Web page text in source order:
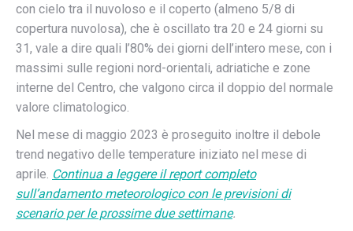
con cielo tra il nuvoloso e il coperto (almeno 5/8 di
copertura nuvolosa), che è oscillato tra 20 e 24 giorni su
31, vale a dire quali l’80% dei giorni dell’intero mese, con i
massimi sulle regioni nord-orientali, adriatiche e zone
interne del Centro, che valgono circa il doppio del normale
valore climatologico.
Nel mese di maggio 2023 è proseguito inoltre il debole
trend negativo delle temperature iniziato nel mese di
aprile. Continua a leggere il report completo
sull’andamento meteorologico con le previsioni di
scenario per le prossime due settimane.